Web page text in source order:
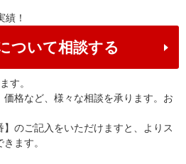
！
ついて相談する
す。
格など、様々な相談を承ります。お
のご記入をいただけますと、よりス
ます。